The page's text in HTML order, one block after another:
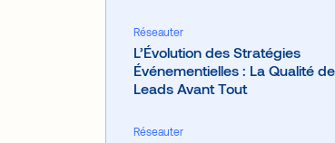
Réseauter
L’Évolution des Stratégies
Événementielles : La Qualité des